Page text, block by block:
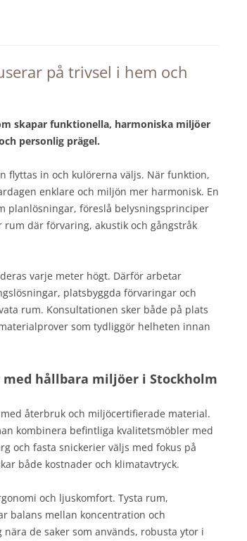
på trivsel i hem och
skapar funktionella, harmoniska miljöer
personlig prägel.
flyttas in och kulörerna väljs. När funktion,
enklare och miljön mer harmonisk. En
planlösningar, föreslå belysningsprinciper
där förvaring, akustik och gångstråk
varje meter högt. Därför arbetar
platsbyggda förvaringar och
rum. Konsultationen sker både på plats
som tydliggör helheten innan
hållbara miljöer i Stockholm
återbruk och miljöcertifierade material.
kombinera befintliga kvalitetsmöbler med
och fasta snickerier väljs med fokus på
både kostnader och klimatavtryck.
och ljuskomfort. Tysta rum,
balans mellan koncentration och
de saker som används, robusta ytor i